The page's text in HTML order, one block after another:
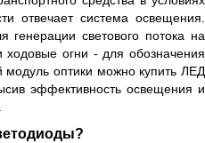
отвечает система освещения.
генерации светового потока на
огни - для обозначения
оптики можно купить ЛЕД
эффективность освещения и